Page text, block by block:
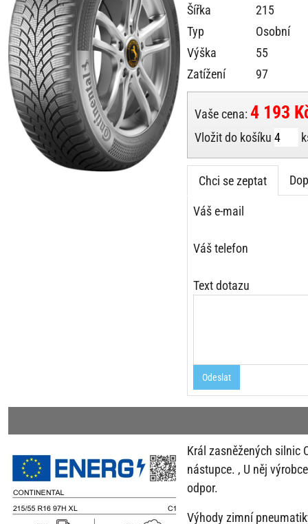
Šířka
215
Typ
Osobní
Výška
55
Zatížení
97
Vaše cena: 4 193
Vložit do košíku
Chci se zeptat
Váš e-mail
Váš telefon
Text dotazu
Odeslat
Král zasněžených silnic
nástupce. , U něj
odpor.
Výhody zimní